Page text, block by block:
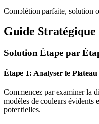
Complétion parfaite, solution
Guide
Solution Étape par
Étape 1: Analyser le Plateau
Commencez par examiner la
modèles de couleurs évidents
potentielles.